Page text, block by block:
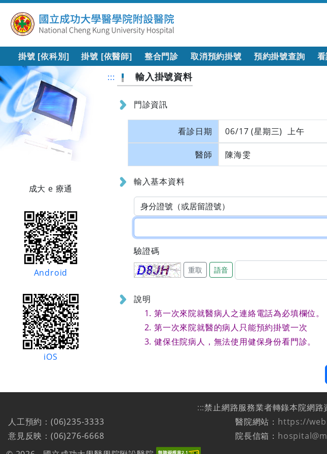
掛號 [依科別] 掛號 [依醫師] 整合門診 取消預約掛號 預約掛號查詢
成大 e 療通
Android
iOS
::: 輸入掛號資料
門診資訊
看診日期 06/17 (星期三) 上午
醫師 陳海雯
輸入基本資料
驗證碼
重取 語音
說明
第一次來院就醫病人之連絡電話為必填欄位。
第一次來院就醫的病人只能預約掛號一次
健保住院病人，無法使用健保身份看門診。
:::禁止網路服務業者轉錄本院網路
人工預約：(06)235-3333
意見反映：(06)276-6668
醫院網站： https://
院長信箱：